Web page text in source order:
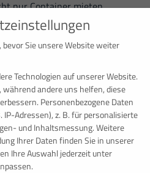
nur Container mieten,
sowohl eine große Auswahl
Container in
Ausführungen für Sie
für die Einrichtung und
wir jeden Container ganz nach
gewinnen Sie zahlreiche
dauerhaften Raum zu
XXL
Sie unsere Website weiter
Technologien auf unserer Website.
andere uns helfen, diese
Personenbezogene Daten
Adressen), z. B. für personalisierte
und Inhaltsmessung.Weitere
Ihrer Daten finden Sie in unserer
Ihre Auswahl jederzeit unter